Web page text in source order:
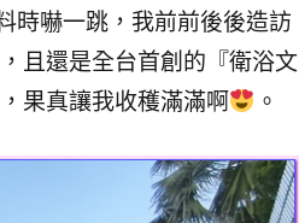
時嚇一跳，我前前後後造訪
且還是全台首創的『衛浴文
果真讓我收穫滿滿啊 。